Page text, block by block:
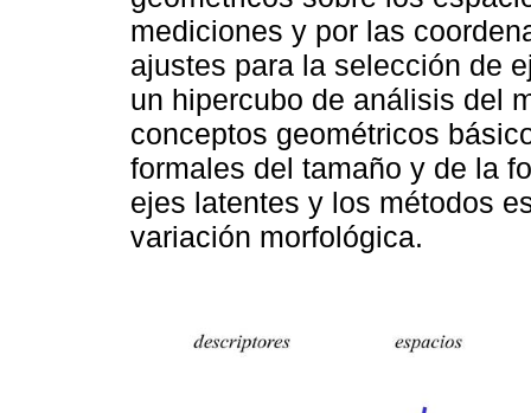
mediciones y por las
ajustes para la selección de
un hipercubo de análisis del
conceptos geométricos
formales del tamaño y de la
ejes latentes y los métodos
variación morfológica.